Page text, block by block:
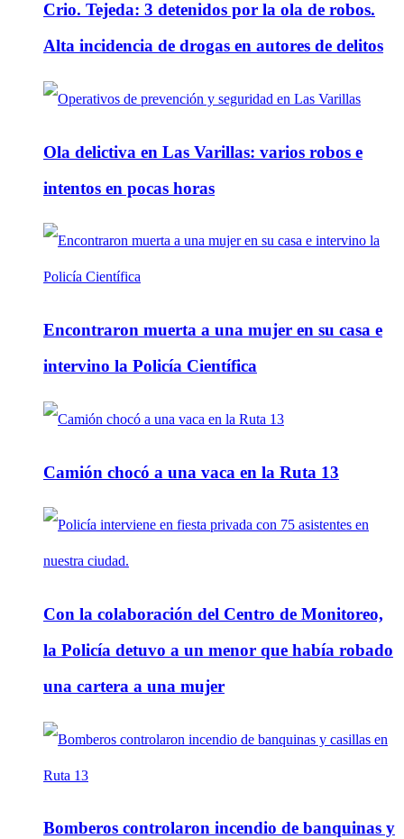
Crio. Tejeda: 3 detenidos por la ola de robos.
Alta incidencia de drogas en autores de delitos
Ola delictiva en Las Varillas: varios robos e
intentos en pocas horas
Encontraron muerta a una mujer en su casa e
intervino la Policía Científica
Camión chocó a una vaca en la Ruta 13
Con la colaboración del Centro de Monitoreo,
la Policía detuvo a un menor que había robado
una cartera a una mujer
Bomberos controlaron incendio de banquinas y